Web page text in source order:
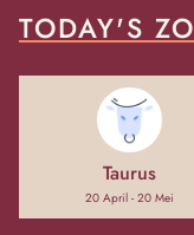
TODAY'S
Taurus
20 April - 20 Mei